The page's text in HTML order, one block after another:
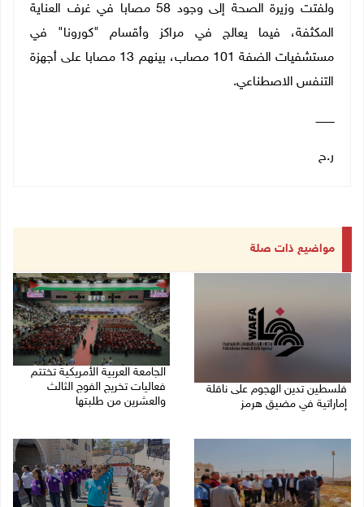
ولفتت وزيرة الصحة إلى وجود 58 مصابا في غرف العناية
المكثفة، فيما يعالج في مراكز وأقسام "كورونا" في
مستشفيات الضفة 101 مصاب، بينهم 13 مصابا على أجهزة
التنفس الاصطناعي.
ـــــــــــ
ر.ح
مواضيع ذات صلة
فلسطين تدين الهجوم على ناقلة
إماراتية في مضيق هرمز
الجامعة العربية الأمريكية تختتم
فعاليات تخريج الفوج الثالث
والعشرين من طلبتها